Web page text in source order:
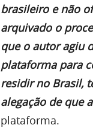
brasileiro e não
arquivado o
que o autor agiu
plataforma para
residir no Brasil,
alegação de que
plataforma.